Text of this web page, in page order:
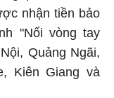
nhận tiền bảo
"Nối vòng tay
Quảng Ngãi,
Kiên Giang và